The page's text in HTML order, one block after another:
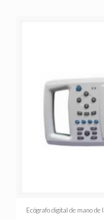
Ecógrafo digital de mano